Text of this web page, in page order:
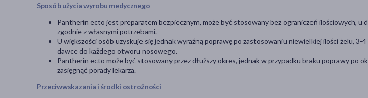
Sposób użycia wyrobu medycznego
Pantherin ecto jest preparatem bezpiecznym, może być stosowany bez ograniczeń ilościowych, u
zgodnie z własnymi potrzebami.
U większości osób uzyskuje się jednak wyraźną poprawę po zastosowaniu niewielkiej ilości żelu, 3-4
dawce do każdego otworu nosowego.
Pantherin ecto może być stosowany przez dłuższy okres, jednak w przypadku braku poprawy po
zasięgnąć porady lekarza.
Przeciwwskazania i środki ostrożności